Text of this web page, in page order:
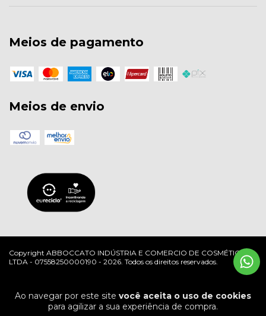
Ao navegar por este site você aceita o uso de cookies
para agilizar a sua experiência de compra.
Meios de pagamento
Meios de envio
Copyright ABBOCCATO INDÚSTRIA E COMERCIO DE COSMÉTICOS
LTDA - 07558250000190 - 2026. Todos os direitos reservados.